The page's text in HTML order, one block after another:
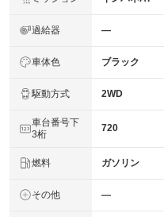
過給器 ―
車体色 ブラック
駆動方式 2WD
車台番号下
3桁
720
燃料 ガソリン
その他 ―